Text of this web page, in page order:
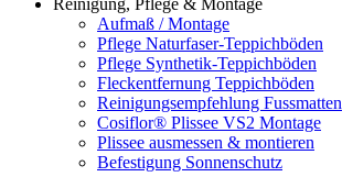
Aufmaß / Montage
Pflege Naturfaser-Teppichböden
Pflege Synthetik-Teppichböden
Fleckentfernung Teppichböden
Reinigungsempfehlung Fussmatten
Cosiflor® Plissee VS2 Montage
Plissee ausmessen & montieren
Befestigung Sonnenschutz